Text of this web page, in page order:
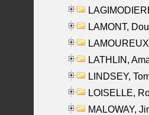
LAMONT,
LATHLIN,
LINDSEY,
LOISELLE,
MALOWAY,